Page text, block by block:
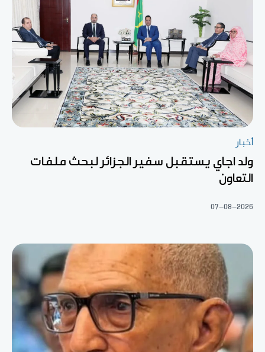
أخبار
ولد اجاي يستقبل سفير الجزائر لبحث ملفات
التعاون
07-08-2026